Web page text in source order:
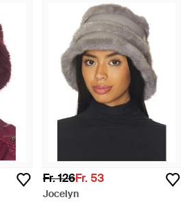
Fr. 126Fr. 53
Jocelyn